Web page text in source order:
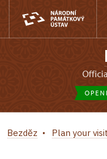
Bezděz Plan your visit